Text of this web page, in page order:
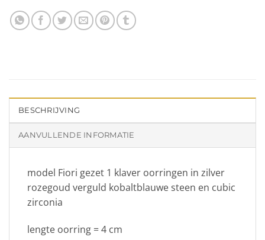
BESCHRIJVING
AANVULLENDE INFORMATIE
model Fiori gezet 1 klaver oorringen in zilver
rozegoud verguld kobaltblauwe steen en cubic
zirconia
lengte oorring = 4 cm